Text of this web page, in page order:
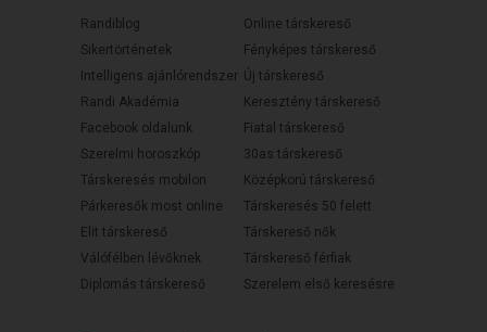
Randiblog
Sikertörténetek
Intelligens ajánlórendszer
Randi Akadémia
Facebook oldalunk
Szerelmi horoszkóp
Társkeresés mobilon
Párkeresők most online
Elit társkereső
Válófélben lévőknek
Diplomás társkereső
Online társkereső
Fényképes társkereső
Új társkereső
Keresztény társkereső
Fiatal társkereső
30as társkereső
Középkorú társkereső
Társkeresés 50 felett
Társkereső nők
Társkereső férfiak
Szerelem első keresésre